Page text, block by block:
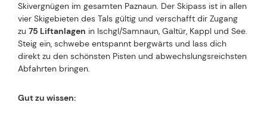
Skivergnügen im gesamten Paznaun. Der Skipass ist in allen
vier Skigebieten des Tals gültig und verschafft dir Zugang
zu 75 Liftanlagen in Ischgl/Samnaun, Galtür, Kappl und See.
Steig ein, schwebe entspannt bergwärts und lass dich
direkt zu den schönsten Pisten und abwechslungsreichsten
Abfahrten bringen.
Gut zu wissen: